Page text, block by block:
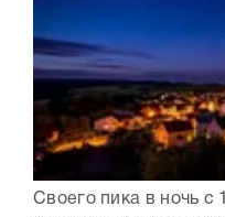
Своего пика в ночь с